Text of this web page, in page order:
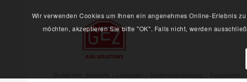
Wir verwenden Cookies um Ihnen ein angenehmes Online-Erlebnis
möchten, akzeptieren Sie bitte "OK". Falls nicht, werden